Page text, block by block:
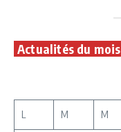
Actualités du mois
L M M